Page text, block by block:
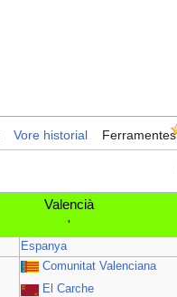
Vore historial Ferramentes
Valencià
'
Espanya
Comunitat Valenciana
El Carche